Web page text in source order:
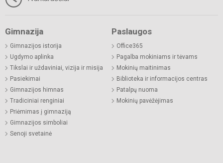
Gimnazija
Gimnazijos istorija
Ugdymo aplinka
Tikslai ir uždaviniai, vizija ir misija
Pasiekimai
Gimnazijos himnas
Tradiciniai renginiai
Priėmimas į gimnaziją
Gimnazijos simboliai
Senoji svetainė
Paslaugos
Office365
Pagalba mokiniams ir tėvams
Mokinių maitinimas
Biblioteka ir informacijos centras
Patalpų nuoma
Mokinių pavėžėjimas